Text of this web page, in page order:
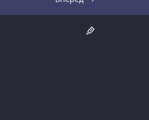
Стенограмма